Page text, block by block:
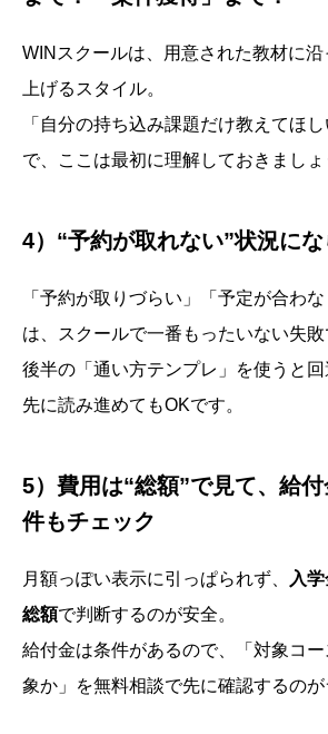
WINスクールは、用意された教材に
上げるスタイル。
「自分の持ち込み課題だけ教えてほ
で、ここは最初に理解しておきましょ
4）“予約が取れない”状況にな
「予約が取りづらい」「予定が合わな
は、スクールで一番もったいない失敗
後半の「通い方テンプレ」を使うと回
先に読み進めてもOKです。
5）費用は“総額”で見て、給
件もチェック
月額っぽい表示に引っぱられず、
入
総額で判断するのが安全。
給付金は条件があるので、「対象コ
象か」を無料相談で先に確認するのが